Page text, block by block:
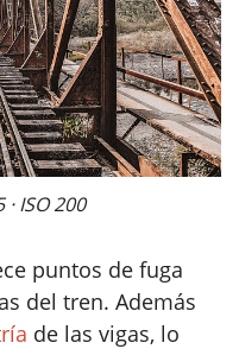
· ISO 200
puntos de fuga
del tren. Además
de las vigas, lo